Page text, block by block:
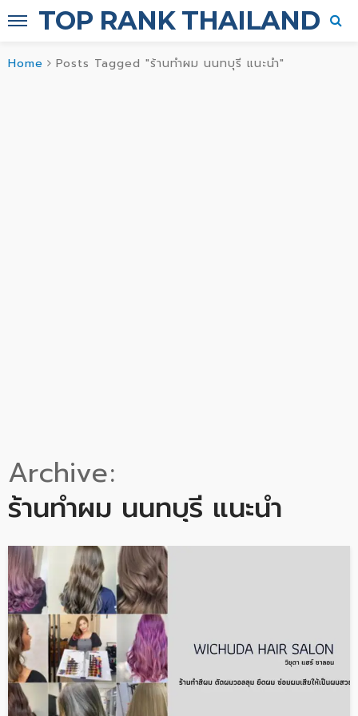
TOP RANK THAILAND
Home Posts Tagged "ร้านทำผม นนทบุรี แนะนำ"
Archive
ร้านทำผม นนทบุรี แนะนำ